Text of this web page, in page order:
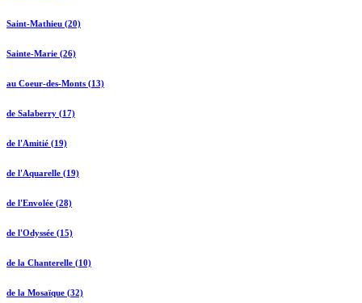
Saint-Mathieu (20)
Sainte-Marie (26)
au Coeur-des-Monts (13)
de Salaberry (17)
de l'Amitié (19)
de l'Aquarelle (19)
de l'Envolée (28)
de l'Odyssée (15)
de la Chanterelle (10)
de la Mosaïque (32)